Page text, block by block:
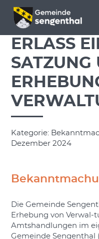
Menü überspringen
Menü überspringen
ERLASS
SATZUNG
Kategorie:
Dezember 2024
Die Gemeinde
Erhebung von Verwal-
Amtshandlungen im
Gemeinde Sengenthal